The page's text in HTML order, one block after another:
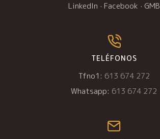
LinkedIn · Facebook · GMB
TELÉFONOS
Tfno1: 613 674 272
Whatsapp: 613 674 272